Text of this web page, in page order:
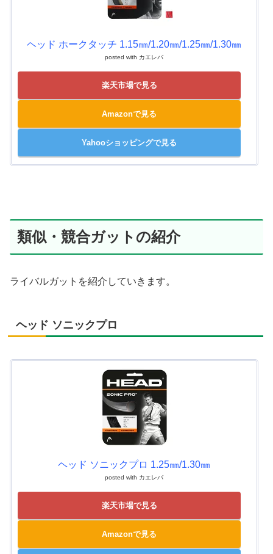
ヘッド ホークタッチ 1.15㎜/1.20㎜/1.25㎜/1.30㎜
posted with カエレバ
楽天市場で見る
Amazonで見る
Yahooショッピングで見る
類似・競合ガットの紹介
ライバルガットを紹介していきます。
ヘッド ソニックプロ
ヘッド ソニックプロ 1.25㎜/1.30㎜
posted with カエレバ
楽天市場で見る
Amazonで見る